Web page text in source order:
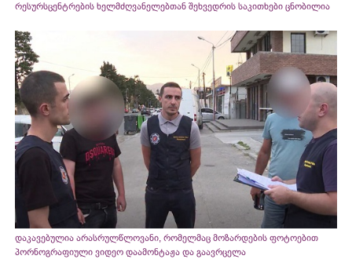
რესურსცენტრების ხელმძღვანელებთან შეხვედრის საკითხები ცნობილია
დაკავებულია არასრულწლოვანი, რომელმაც მოზარდების ფოტოებით
პორნოგრაფიული ვიდეო დაამონტაჟა და გაავრცელა